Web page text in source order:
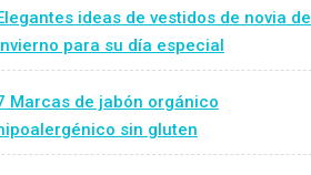
ideas de vestidos de novia de
para su día especial
Marcas de jabón orgánico
sin gluten